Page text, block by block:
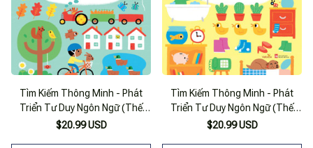
Tìm Kiếm Thông Minh - Phát
Triển Tư Duy Ngôn Ngữ (Thế
Giới Bên Ngoài)
$20.99 USD
Tìm Kiếm Thông Minh - Phát
Triển Tư Duy Ngôn Ngữ (Thế
Giới Trong Nhà)
$20.99 USD